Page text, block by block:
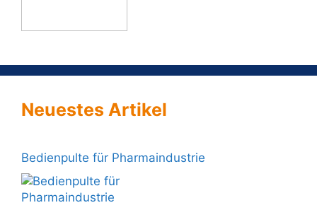
Neuestes Artikel
Bedienpulte für Pharmaindustrie